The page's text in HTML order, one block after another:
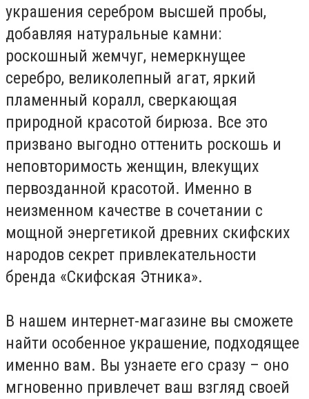
украшения серебром высшей пробы,
добавляя натуральные камни:
роскошный жемчуг, немеркнущее
серебро, великолепный агат, яркий
пламенный коралл, сверкающая
природной красотой бирюза. Все это
призвано выгодно оттенить роскошь и
неповторимость женщин, влекущих
первозданной красотой. Именно в
неизменном качестве в сочетании с
мощной энергетикой древних скифских
народов секрет привлекательности
бренда «Скифская Этника».
В нашем интернет-магазине вы сможете
найти особенное украшение, подходящее
именно вам. Вы узнаете его сразу – оно
мгновенно привлечет ваш взгляд своей